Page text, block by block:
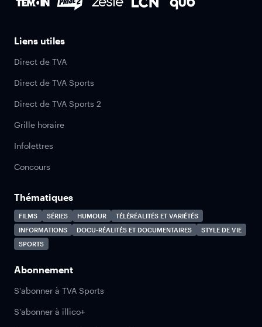
Liens utiles
Direct de TVA
Direct de TVA Sports
Direct de TVA Sports 2
Grille horaire
Infolettres
Concours
Thématiques
FILMS SÉRIES HUMOUR
TÉLÉRÉALITÉS ET VARIÉTÉS
INFORMATIONS
DOCU-RÉALITÉS ET DOCUMENTAIRES
STYLE DE VIE
SPORTS
Abonnement
S'abonner à TVA Sports
S'abonner à illico+